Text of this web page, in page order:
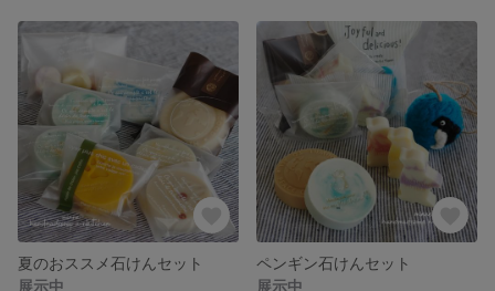
夏のおススメ石けんセット
展示中
ペンギン石けんセット
展示中